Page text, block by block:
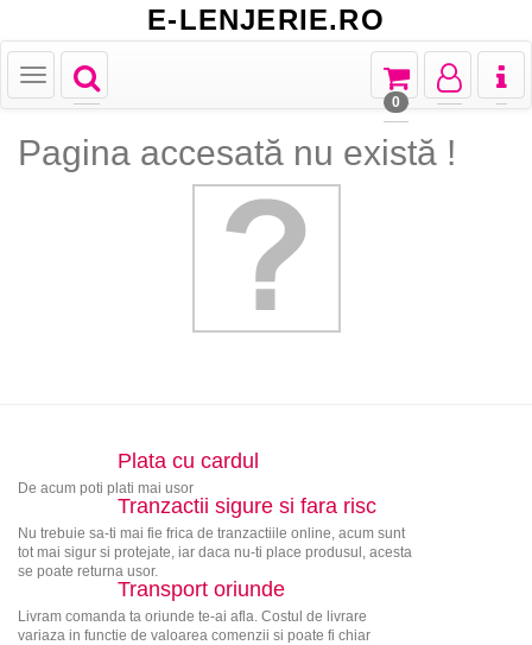
E-LENJERIE.RO
Toggle
navigation
Toggle
Toggle
navigation
Toggle
navigation
Toggle
navigation
0
Pagina accesată nu există !
Plata cu cardul
De acum poti plati mai usor
Tranzactii sigure si fara risc
Nu trebuie sa-ti mai fie frica de tranzactiile online, acum sunt
tot mai sigur si protejate, iar daca nu-ti place produsul, acesta
se poate returna usor.
Transport oriunde
Livram comanda ta oriunde te-ai afla. Costul de livrare
variaza in functie de valoarea comenzii si poate fi chiar